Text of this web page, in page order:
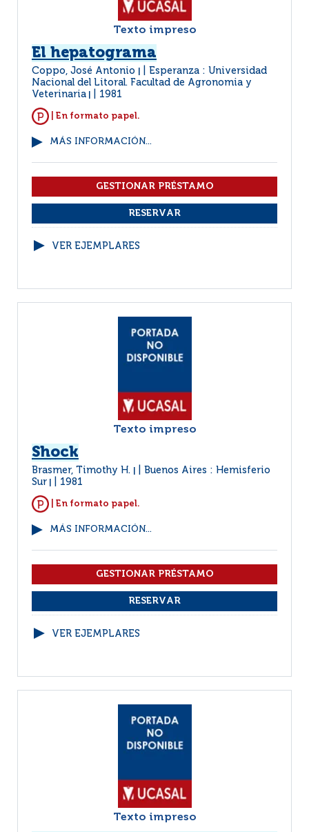
Texto impreso
El hepatograma
Coppo, José Antonio
Esperanza : Universidad
Nacional del Litoral. Facultad de Agronomia y
Veterinaria
1981
| En formato papel.
MÁS INFORMACIÓN...
VER EJEMPLARES
Texto impreso
Shock
Brasmer, Timothy H.
Buenos Aires : Hemisferio
Sur
1981
| En formato papel.
MÁS INFORMACIÓN...
VER EJEMPLARES
Texto impreso